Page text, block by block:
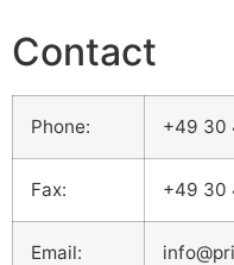
Contact
Phone: +49 30
Fax: +49 30
Email: